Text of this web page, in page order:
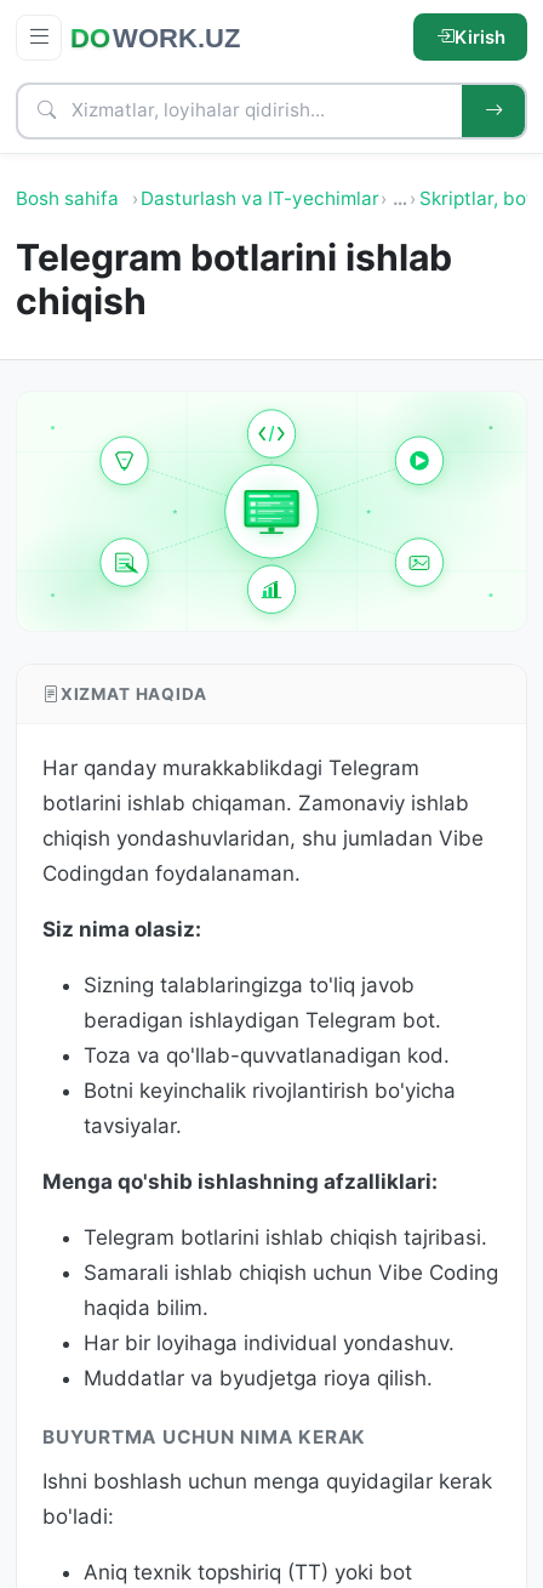
Kirish
Bosh sahifa Dasturlash va IT-yechimlar … Skriptlar,
Telegram botlarini ishlab
chiqish
XIZMAT HAQIDA
Har qanday murakkablikdagi Telegram
botlarini ishlab chiqaman. Zamonaviy ishlab
chiqish yondashuvlaridan, shu jumladan Vibe
Codingdan foydalanaman.
Siz nima olasiz:
Sizning talablaringizga to'liq javob
beradigan ishlaydigan Telegram bot.
Toza va qo'llab-quvvatlanadigan kod.
Botni keyinchalik rivojlantirish bo'yicha
tavsiyalar.
Menga qo'shib ishlashning afzalliklari:
Telegram botlarini ishlab chiqish tajribasi.
Samarali ishlab chiqish uchun Vibe Coding
haqida bilim.
Har bir loyihaga individual yondashuv.
Muddatlar va byudjetga rioya qilish.
BUYURTMA UCHUN NIMA KERAK
Ishni boshlash uchun menga quyidagilar kerak
bo'ladi:
Aniq texnik topshiriq (TT) yoki bot